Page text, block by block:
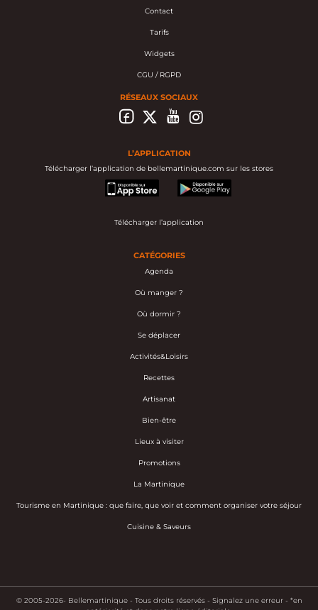
Contact
Tarifs
Widgets
CGU / RGPD
RÉSEAUX SOCIAUX
L’APPLICATION
Télécharger l’application de bellemartinique.com sur les stores
appstore
googleplay
Télécharger l’application
CATÉGORIES
Agenda
Où manger ?
Où dormir ?
Se déplacer
Activités&Loisirs
Recettes
Artisanat
Bien-être
Lieux à visiter
Promotions
La Martinique
Tourisme en Martinique : que faire, que voir et comment organiser votre séjour
Cuisine & Saveurs
© 2005-2026- Bellemartinique - Tous droits réservés - Signalez une erreur - *en